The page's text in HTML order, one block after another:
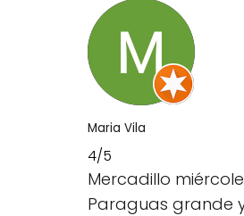
Maria Vila
4/5
Mercadillo
Paraguas grande